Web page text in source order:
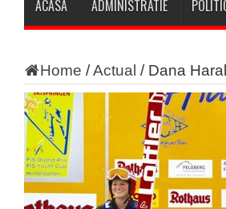
ACASA ADMINISTRATIE
Home /Actual / Dana